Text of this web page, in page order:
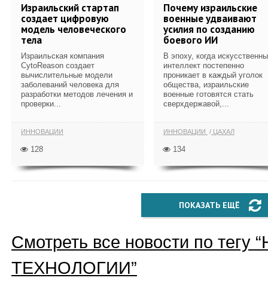
Израильский стартап
создает цифровую
модель человеческого
тела
Израильская компания
CytoReason создает
вычислительные модели
заболеваний человека для
разработки методов лечения и
проверки...
ИННОВАЦИИ
128
Почему израильские
военные удваивают
усилия по созданию
боевого ИИ
В эпоху, когда
интеллект постепенно
проникает в каждый уголок
общества, израильские
военные готовятся стать
сверхдержавой,...
ИННОВАЦИИ ЦАХАЛ
134
ПОКАЗАТЬ ЕЩЁ
Смотреть все новости по тегу “
ТЕХНОЛОГИИ”